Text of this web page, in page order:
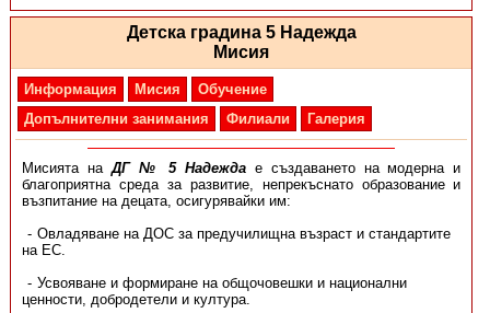
Детска градина 5 Надежда
Мисия
Информация Мисия
Обучение
Допълнителни занимания
Филиали Галерия
Мисията наДГ № 5 Надеждае създаването на модерна и
благоприятна среда за развитие, непрекъснато образование и
възпитание на децата, осигурявайки им:
Овладяване на ДОС за предучилищна възраст и стандартите
на ЕС.
Усвояване и формиране на общочовешки и национални
ценности, добродетели и култура.